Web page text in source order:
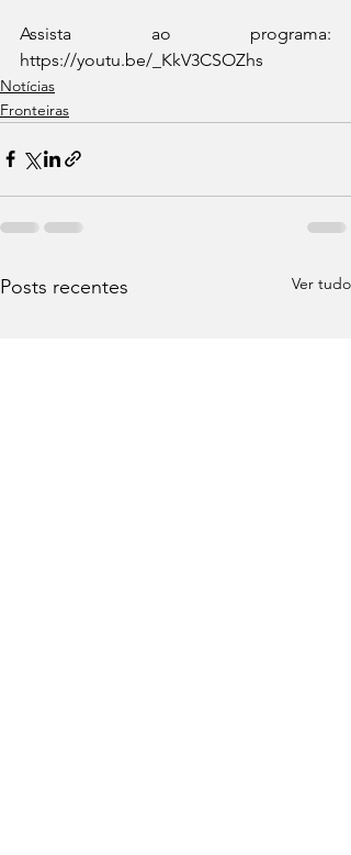
Assista ao programa:
https://youtu.be/_KkV3CSOZhs
Notícias
Fronteiras
Posts recentes Ver tudo